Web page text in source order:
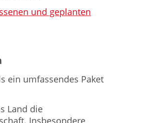
und geplanten
ein umfassendes Paket
Land die
Insbesondere